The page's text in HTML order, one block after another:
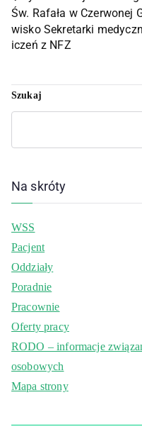
Św. Rafała w Czerwonej
wisko Sekretarki
iczeń z NFZ
Szukaj
Na skróty
WSS
Pacjent
Oddziały
Poradnie
Pracownie
Oferty pracy
RODO – informacje
osobowych
Mapa strony